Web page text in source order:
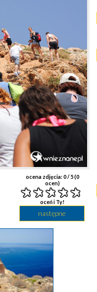
ocena zdjęcia:0/ 5 (0
ocen)
oceń i Ty!
następne